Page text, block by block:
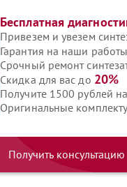
Бесплатная
Привезем и увезем
Гарантия на наши
Срочный ремонт
Скидка для вас до 20%
Получите 1500 рублей
Оригинальные
Получить консультацию